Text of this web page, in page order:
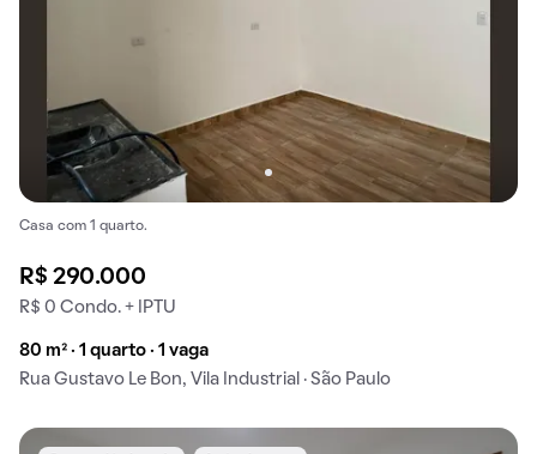
Casa com 1 quarto.
R$ 290.000
R$ 0 Condo. + IPTU
80 m² · 1 quarto · 1 vaga
Rua Gustavo Le Bon, Vila Industrial · São Paulo